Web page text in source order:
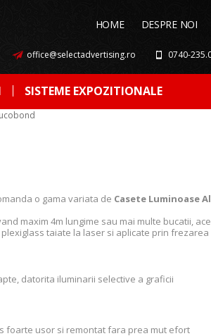
HOME DESPRE NOI
office@selectadvertising.ro 0740-
SISTEME EXPOZITIONALE
o gama variata de Casete Luminoase
maxim 4m lungime sau mai multe bucatii,
taiate la laser si aplicate prin frezarea
datorita iluminarii selective a graficii
foarte usor si remontat fara prea mut efort